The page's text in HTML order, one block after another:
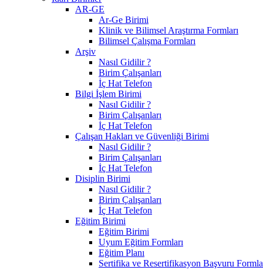
AR-GE
Ar-Ge Birimi
Klinik ve Bilimsel Araştırma Formları
Bilimsel Çalışma Formları
Arşiv
Nasıl Gidilir ?
Birim Çalışanları
İç Hat Telefon
Bilgi İşlem Birimi
Nasıl Gidilir ?
Birim Çalışanları
İç Hat Telefon
Çalışan Hakları ve Güvenliği Birimi
Nasıl Gidilir ?
Birim Çalışanları
İç Hat Telefon
Disiplin Birimi
Nasıl Gidilir ?
Birim Çalışanları
İç Hat Telefon
Eğitim Birimi
Eğitim Birimi
Uyum Eğitim Formları
Eğitim Planı
Sertifika ve Resertifikasyon Başvuru